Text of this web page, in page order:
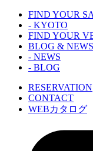
FIND YOUR
- KYOTO
FIND YOUR
BLOG & NEWS
- NEWS
- BLOG
RESERVATION
CONTACT
WEBカタログ